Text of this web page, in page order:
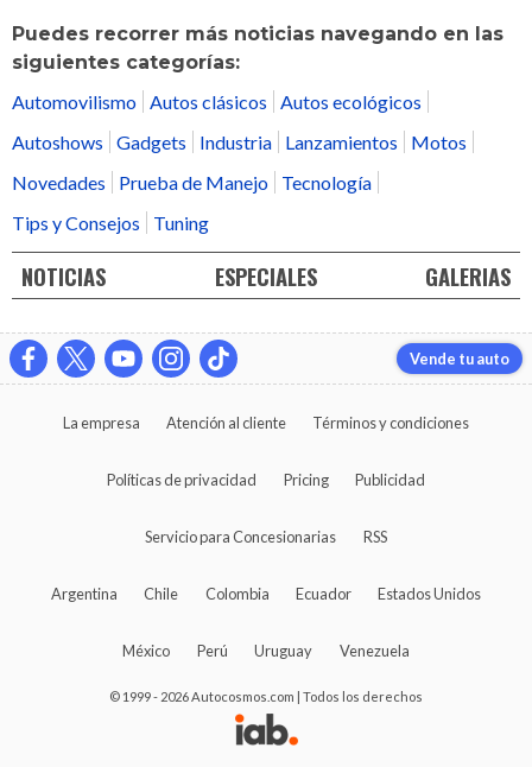
Puedes recorrer más noticias navegando en las
siguientes categorías:
Automovilismo Autos clásicos
Autos ecológicos
Autoshows
Gadgets Industria Lanzamientos
Motos
Novedades
Prueba de Manejo
Tecnología
Tips y Consejos
Tuning
NOTICIAS ESPECIALES GALERIAS
Vende tu auto
La empresa Atención al cliente Términos y condiciones
Políticas de privacidad Pricing Publicidad
Servicio para Concesionarias RSS
Argentina Chile Colombia Ecuador Estados Unidos
México Perú Uruguay Venezuela
© 1999 - 2026 Autocosmos.com | Todos los derechos